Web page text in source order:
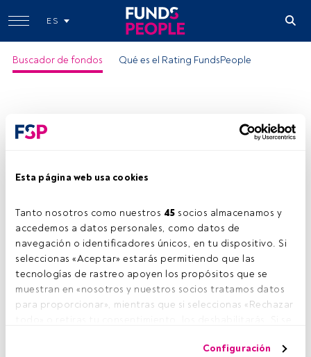
Esta página web usa cookies
Tanto nosotros como nuestros 45 socios almacenamos y
accedemos a datos personales, como datos de
navegación o identificadores únicos, en tu dispositivo. Si
seleccionas «Aceptar» estarás permitiendo que las
tecnologías de rastreo apoyen los propósitos que se
muestran en «nosotros y nuestros socios tratamos datos
para proporcionar», mientras que si seleccionas «Rechazar
anuncios que ves podrían dejar de ser relevantes para ti.
Configuración
ES
Buscador de fondos Qué es el Rating FundsPeople